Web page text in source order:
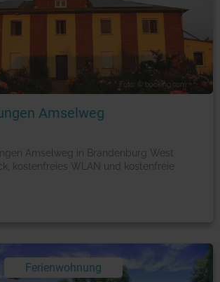
Foto: © booking.com
Amselweg
Amselweg in Brandenburg West
kostenfreies WLAN und kostenfreie
Ferienwohnung